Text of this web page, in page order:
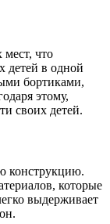
мест, что
детей в одной
бортиками,
этому,
своих детей.
конструкцию.
которые
выдерживает